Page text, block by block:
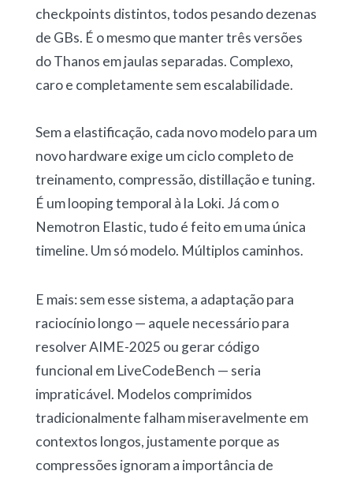
checkpoints distintos, todos pesando dezenas
de GBs. É o mesmo que manter três versões
do Thanos em jaulas separadas. Complexo,
caro e completamente sem escalabilidade.
Sem a elastificação, cada novo modelo para um
novo hardware exige um ciclo completo de
treinamento, compressão, distillação e tuning.
É um looping temporal à la Loki. Já com o
Nemotron Elastic, tudo é feito em uma única
timeline. Um só modelo. Múltiplos caminhos.
E mais: sem esse sistema, a adaptação para
raciocínio longo — aquele necessário para
resolver AIME-2025 ou gerar código
funcional em LiveCodeBench — seria
impraticável. Modelos comprimidos
tradicionalmente falham miseravelmente em
contextos longos, justamente porque as
compressões ignoram a importância de